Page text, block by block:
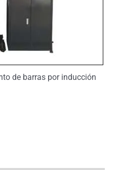
de barras por inducción